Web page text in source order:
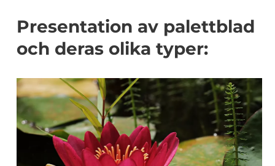
Presentation av palettblad
och deras olika typer: